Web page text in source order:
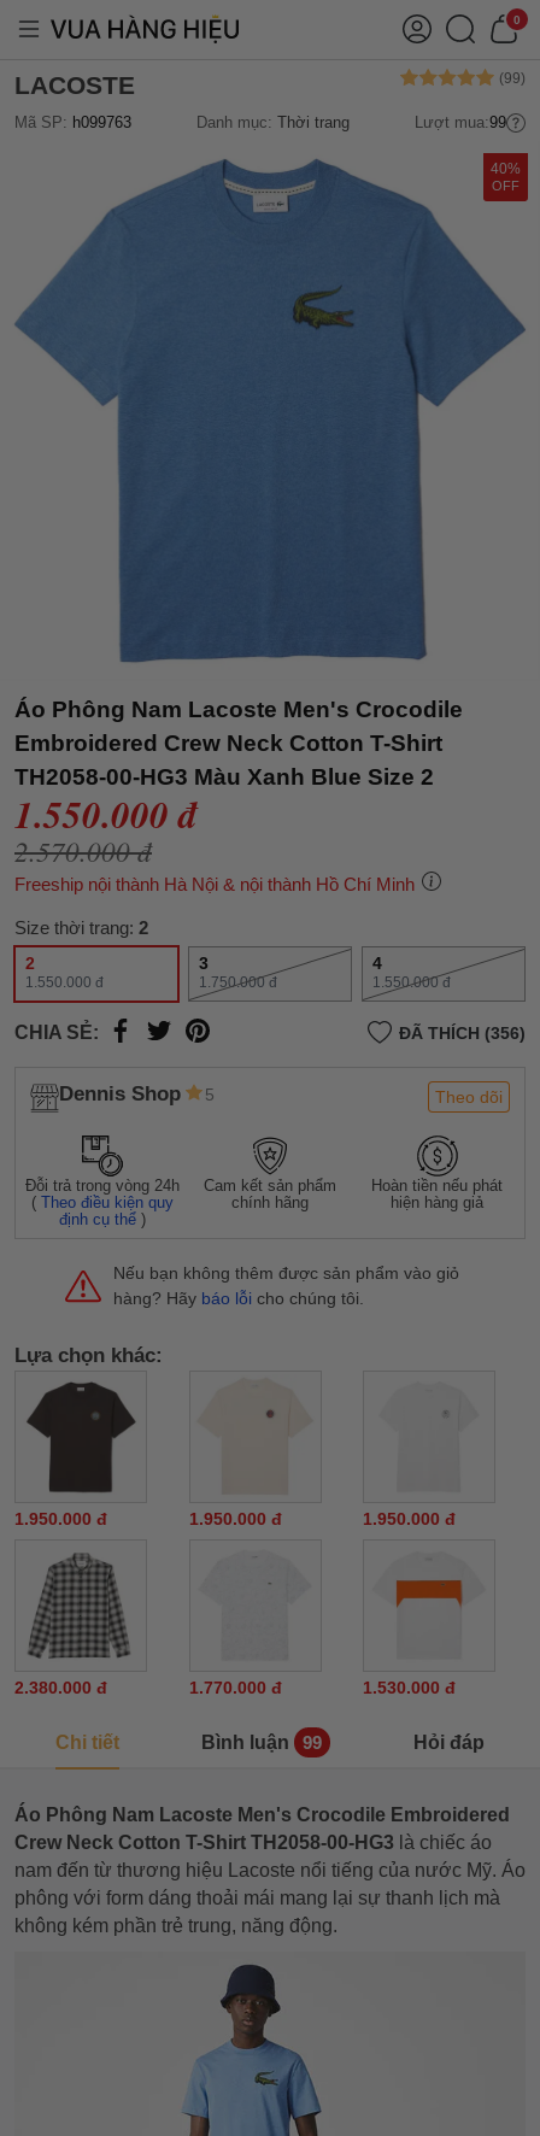
0
LACOSTE
Mã SP: h099763 Danh mục: Thời trang Lượt mua:99
40%
OFF
Áo Phông Nam Lacoste Men's Crocodile
Embroidered Crew Neck Cotton T-Shirt
TH2058-00-HG3 Màu Xanh Blue Size 2
1.550.000 đ
2.570.000 đ
Freeship nội thành Hà Nội & nội thành Hồ Chí Minh
Size thời trang: 2
2
1.550.000 đ
3
1.750.000 đ
4
1.550.000 đ
CHIA SẺ: ĐÃ THÍCH (356)
Dennis Shop 5 Theo dõi
Đỗi trả trong vòng 24h
(Theo điều kiện quy
định cụ thể )
Cam kết sản phẩm
chính hãng
Hoàn tiền nếu phát
hiện hàng giả
Nếu bạn không thêm được sản phẩm vào giỏ
hàng? Hãy báo lỗi cho chúng tôi.
Lựa chọn khác:
1.950.000 đ 1.950.000 đ 1.950.000 đ
2.380.000 đ 1.770.000 đ 1.530.000 đ
Chi tiết Bình luận 99 Hỏi đáp
Áo Phông Nam Lacoste Men's Crocodile Embroidered
Crew Neck Cotton T-Shirt TH2058-00-HG3 là chiếc áo
nam đến từ thương hiệu Lacoste nổi tiếng của nước Mỹ. Áo
phông với form dáng thoải mái mang lại sự thanh lịch mà
không kém phần trẻ trung, năng động.